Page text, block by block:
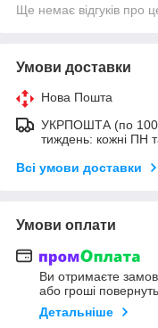
Ще немає відгуків про
Умови доставки
Нова Пошта
УКРПОШТА (по
тиждень: кожні
Всі умови доставки
Умови оплати
Ви отримаєте
або гроші
Детальніше